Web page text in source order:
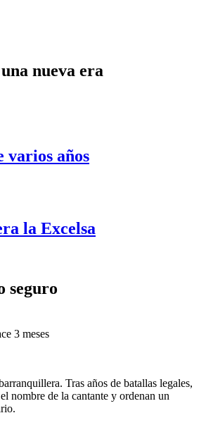
nueva era
varios años
la Excelsa
seguro
3 meses
Tras años de batallas legales,
nombre de la cantante y ordenan un